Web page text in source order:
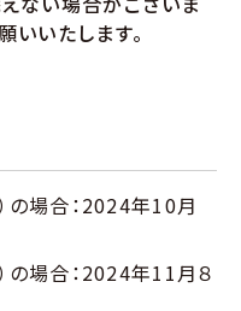
いいたします。
場合：2024年10月
場合：2024年11月８